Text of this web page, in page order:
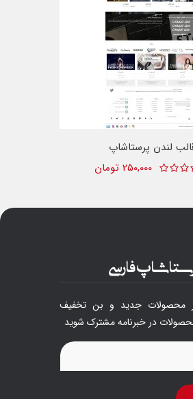
لندن پرستاشاپ
250,000 تومان
فارسی
محصولات جدید و بن تخفیف
در خبرنامه مشترک شوید